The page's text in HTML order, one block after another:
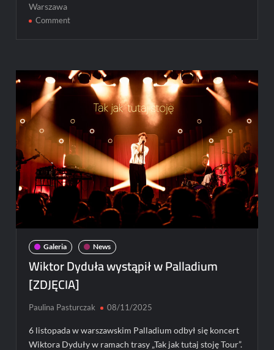
Warszawa
Commenton
Klubie
Palladium!
[ZDJĘCIA]
Galeria News
Wiktor Dyduła wystąpił w Palladium
[ZDJĘCIA]
Paulina Pasturczak 08/11/2025
6 listopada w warszawskim Palladium odbył się koncert
Wiktora Dyduły w ramach trasy „Tak jak tutaj stoję Tour”.